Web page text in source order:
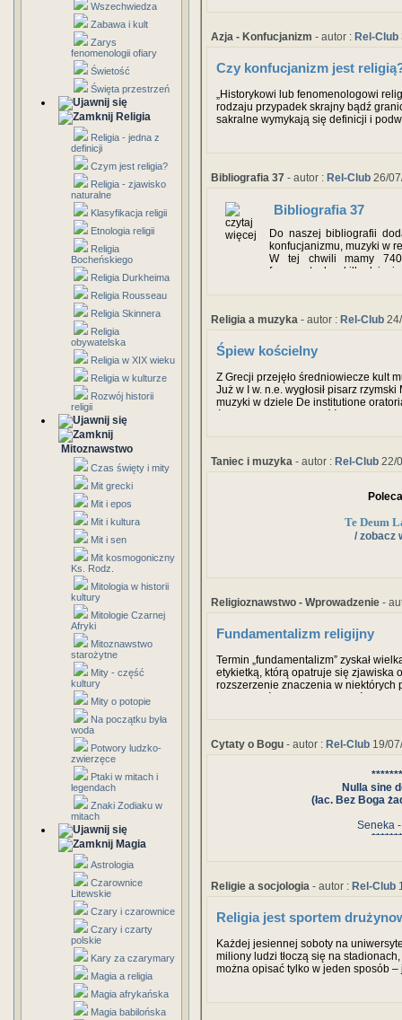
Wszechwiedza
Zabawa i kult
Zarys
fenomenologii ofiary
Świetość
Święta przestrzeń
Religia
Religia - jedna z
definicji
Czym jest religia?
Religia - zjawisko
naturalne
Klasyfikacja religii
Etnologia religii
Religia
Bocheńskiego
Religia Durkheima
Religia Rousseau
Religia Skinnera
Religia
obywatelska
Religia w XIX wieku
Religia w kulturze
Rozwój historii
religii
Mitoznawstwo
Czas święty i mity
Mit grecki
Mit i epos
Mit i kultura
Mit i sen
Mit kosmogoniczny
Ks. Rodz.
Mitologia w historii
kultury
Mitologie Czarnej
Afryki
Mitoznawstwo
starożytne
Mity - część
kultury
Mity o potopie
Na początku była
woda
Potwory ludzko-
zwierzęce
Ptaki w mitach i
legendach
Znaki Zodiaku w
mitach
Magia
Astrologia
Czarownice
Litewskie
Czary i czarownice
Czary i czarty
polskie
Kary za czarymary
Magia a religia
Magia afrykańska
Magia babilońska
Azja - Konfucjanizm - autor : Rel-Club
Czy konfucjanizm jest
„Historykowi lub fenomenologowi
rodzaju przypadek skrajny bądź
sakralne wymykają się definicji i
cechy charakterystyczne możemy w
Bibliografia 37 - autor : Rel-Club 26/
Bibliografia 37
Do naszej bibliografii
konfucjanizmu, muzyki w
W tej chwili mamy 740
fragmentach a
Religia a muzyka - autor : Rel-Club
Śpiew kościelny
Z Grecji przejęło średniowiecze kult
Już w I w. n.e. wygłosił pisarz
muzyki w dziele De institutione
Taniec i muzyka - autor : Rel-Club 22/
Te Deum
/ zobacz
Religioznawstwo - Wprowadzenie -
Fundamentalizm religijny
Termin „fundamentalizm” zyskał
etykietką, którą opatruje się zjawiska
rozszerzenie znaczenia w niektórych
się ku przebrzmiałej już przeszłości,
Cytaty o Bogu - autor : Rel-Club 19/
Nulla sine
(łac. Bez Boga
Seneka
Religie a socjologia - autor : Rel-Club
Religia jest sportem
Każdej jesiennej soboty na
miliony ludzi tłoczą się na
można opisać tylko w jeden sposób
uniwersytetu i – jeśli jest ciepło –